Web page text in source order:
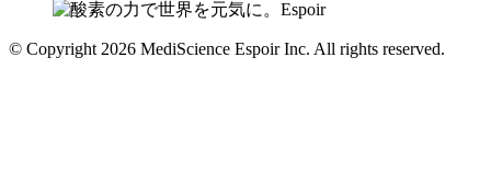
© Copyright 2026 MediScience Espoir Inc. All rights reserved.